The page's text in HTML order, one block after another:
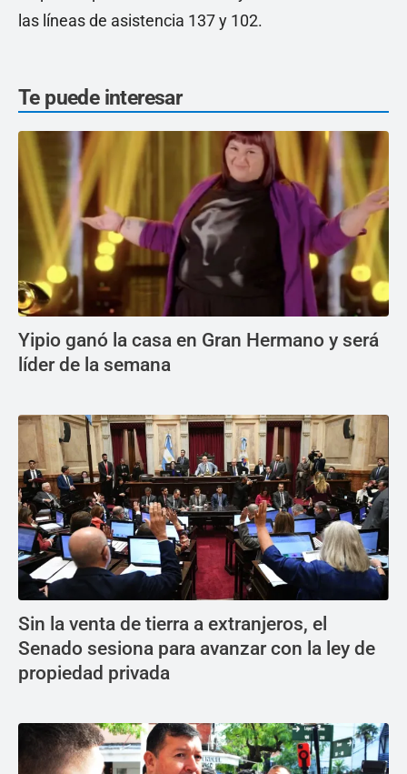
las líneas de asistencia 137 y 102.
Te puede interesar
Yipio ganó la casa en Gran Hermano y será
líder de la semana
Sin la venta de tierra a extranjeros, el
Senado sesiona para avanzar con la ley de
propiedad privada